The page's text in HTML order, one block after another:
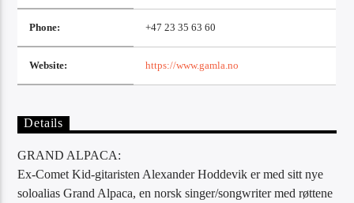
Phone: +47 23 35 63 60
Website: https://www.gamla.no
Details
GRAND ALPACA:
Ex-Comet Kid-gitaristen Alexander Hoddevik er med sitt nye
soloalias Grand Alpaca, en norsk singer/songwriter med røttene